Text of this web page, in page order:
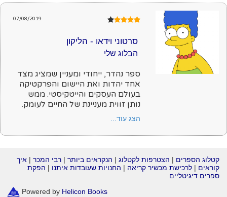
07/08/2019
סרטוני וידאו - הליקון
הבלוג שלי
ספר נהדר, ייחודי ומעניין שמציג מצד
אחד יהדות ואת היישום והפרקטיקה
בעולם העסקים והייטקיסטי. ממש
נותן זווית מעניינת של החיים לעומק.
הצג עוד...
קטלוג הספרים | הצטרפות לקטלוג | הנקראים ביותר | רבי המכר | איך
קוראים | לרכישת מכשיר קריאה | החנויות שעובדות איתנו | הפקת
ספרים דיגיטליים
Powered by Helicon Books